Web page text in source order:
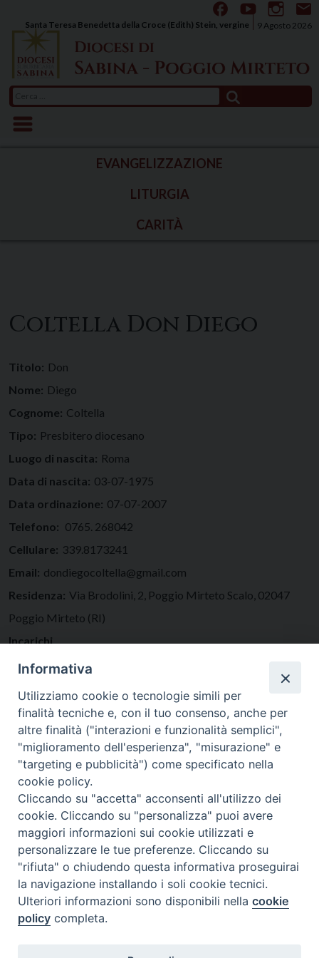
content
9 Agosto 2026
Santa Teresa Benedetta della Croce (Edith) Stein, vergine
per:
EVANGELIZZAZIONE
LITURGIA
CARITÀ
Coltella Don Diego
Titolo: Don
Nome: Diego
Cognome: Coltella
Tipo: Presbitero diocesano
Luogo di nascita: Roma
Data di nascita: 03-07-1975
Data ordinazione: 07-07-2007
Telefono: 0765. 268042
Cellulare: 339.8173241
Email: dondiegocoltella@gmail.com
Residenza: Via Brodolini, 2, Poggio Mirteto Scalo, 02047
Poggio Mirteto (RI)
Incarichi
Parroco
presso
Piazza Mario Dottori, 14
02047 Poggio Mirteto (Rieti)
Informativa
Utilizziamo cookie o tecnologie simili per
finalità tecniche e, con il tuo consenso, anche per
altre finalità ("interazioni e funzionalità semplici",
"miglioramento dell'esperienza", "misurazione" e
"targeting e pubblicità") come specificato nella
cookie policy.
Cliccando su "accetta" acconsenti all'utilizzo dei
cookie. Cliccando su "personalizza" puoi avere
maggiori informazioni sui cookie utilizzati e
personalizzare le tue preferenze. Cliccando su
"rifiuta" o chiudendo questa informativa proseguirai
la navigazione installando i soli cookie tecnici.
Ulteriori informazioni sono disponibili nellacookie
policy completa.